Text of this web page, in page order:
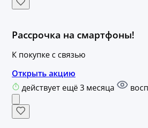
Рассрочка на смартфоны!
К покупке с связью
Открыть акцию
действует ещё 3 месяца